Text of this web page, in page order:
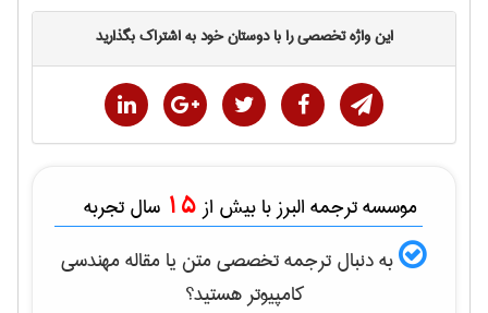
این واژه تخصصی را با دوستان خود به اشتراک بگذارید
موسسه ترجمه البرز با بیش از 15 سال تجربه
به دنبال ترجمه تخصصی متن یا مقالهمهندسی
كامپيوترهستید؟